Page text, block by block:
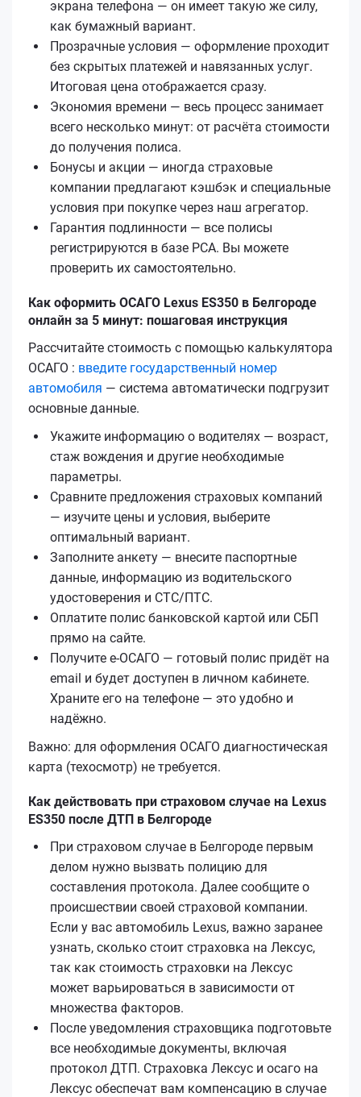
экрана телефона — он имеет такую же силу,
как бумажный вариант.
Прозрачные условия — оформление проходит
без скрытых платежей и навязанных услуг.
Итоговая цена отображается сразу.
Экономия времени — весь процесс занимает
всего несколько минут: от расчёта стоимости
до получения полиса.
Бонусы и акции — иногда страховые
компании предлагают кэшбэк и специальные
условия при покупке через наш агрегатор.
Гарантия подлинности — все полисы
регистрируются в базе РСА. Вы можете
проверить их самостоятельно.
Как оформить ОСАГО Lexus ES350 в Белгороде
онлайн за 5 минут: пошаговая инструкция
Рассчитайте стоимость с помощью калькулятора
ОСАГО : введите государственный номер
автомобиля — система автоматически подгрузит
основные данные.
Укажите информацию о водителях — возраст,
стаж вождения и другие необходимые
параметры.
Сравните предложения страховых компаний
— изучите цены и условия, выберите
оптимальный вариант.
Заполните анкету — внесите паспортные
данные, информацию из водительского
удостоверения и СТС/ПТС.
Оплатите полис банковской картой или СБП
прямо на сайте.
Получите е‑ОСАГО — готовый полис придёт на
email и будет доступен в личном кабинете.
Храните его на телефоне — это удобно и
надёжно.
Важно: для оформления ОСАГО диагностическая
карта (техосмотр) не требуется.
Как действовать при страховом случае на Lexus
ES350 после ДТП в Белгороде
При страховом случае в Белгороде первым
делом нужно вызвать полицию для
составления протокола. Далее сообщите о
происшествии своей страховой компании.
Если у вас автомобиль Lexus, важно заранее
узнать, сколько стоит страховка на Лексус,
так как стоимость страховки на Лексус
может варьироваться в зависимости от
множества факторов.
После уведомления страховщика подготовьте
все необходимые документы, включая
протокол ДТП. Страховка Лексус и осаго на
Лексус обеспечат вам компенсацию в случае